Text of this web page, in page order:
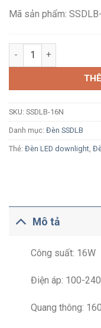
Mã sản phẩm:
Đèn LED ốp trần
SKU: SSDLB-16N
Danh mục: Đèn SSDLB
Thẻ: Đèn LED downlight
Mô tả
Công suất: 16W
Điện áp: 100-
Quang thông: